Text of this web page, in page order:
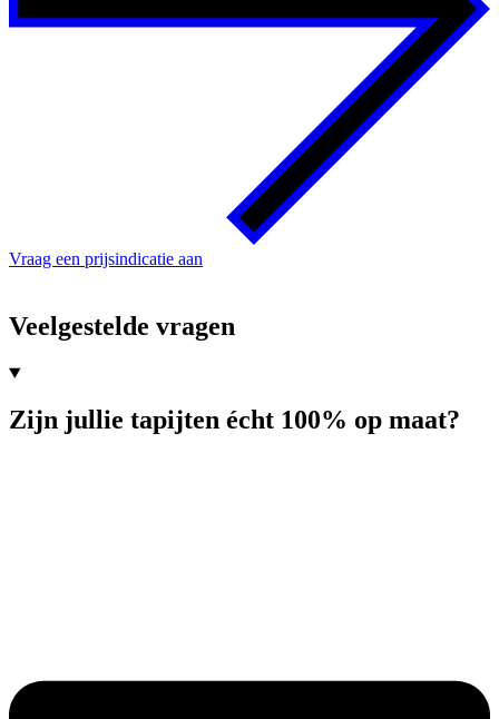
Vraag een prijsindicatie aan
Veelgestelde vragen
Zijn jullie tapijten écht 100% op maat?